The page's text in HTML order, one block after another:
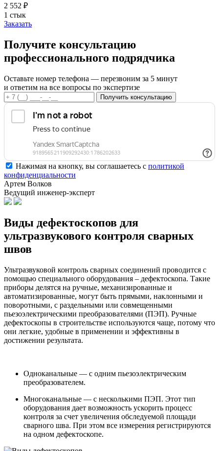
2 552 ₽
1 стык
Заказать
Получите консультацию
профессионального подрядчика
Оставьте номер телефона — перезвоним за 5 минут
и ответим на все вопросы по экспертизе
Получить консультацию
Нажимая на кнопку, вы соглашаетесь с политикой
конфиденциальности
Артем Волков
Ведущий инженер-эксперт
Виды дефектоскопов для
ультразвукового контроля сварных
швов
Ультразвуковой контроль сварных соединений проводится с
помощью специального оборудования – дефектоскопа. Такие
приборы делятся на ручные, механизированные и
автоматизированные, могут быть прямыми, наклонными и
поворотными, с раздельными или совмещенными
пьезоэлектрическими преобразователями (ПЭП). Ручные
дефектоскопы в строительстве используются чаще, потому что
они легкие, удобные в применении и эффективны в
достижении результата.
Одноканальные — с одним пьезоэлектрическим
преобразователем.
Многоканальные — с несколькими ПЭП. Этот тип
оборудования дает возможность ускорить процесс
контроля за счет увеличения обследуемой площади
сварного шва. При этом все измерения регистрируются
на одном дефектоскопе.